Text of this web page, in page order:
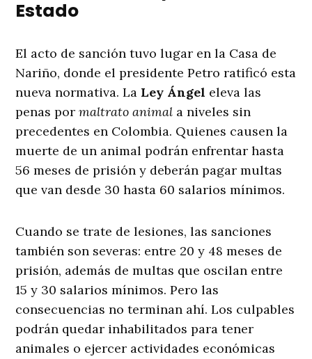
Estado
El acto de sanción tuvo lugar en la Casa de
Nariño, donde el presidente Petro ratificó esta
nueva normativa. La Ley Ángel eleva las
penas pormaltrato animal a niveles sin
precedentes en Colombia. Quienes causen la
muerte de un animal podrán enfrentar hasta
56 meses de prisión y deberán pagar multas
que van desde 30 hasta 60 salarios mínimos.
Cuando se trate de lesiones, las sanciones
también son severas: entre 20 y 48 meses de
prisión, además de multas que oscilan entre
15 y 30 salarios mínimos. Pero las
consecuencias no terminan ahí. Los culpables
podrán quedar inhabilitados para tener
animales o ejercer actividades económicas